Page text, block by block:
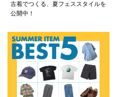
古着でつくる、夏フェススタイルを
公開中！